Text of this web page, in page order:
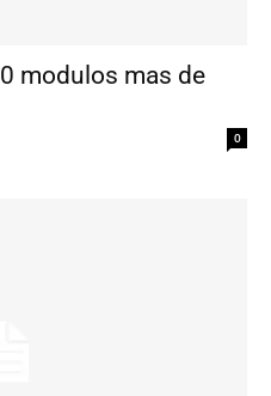
modulos mas de
0